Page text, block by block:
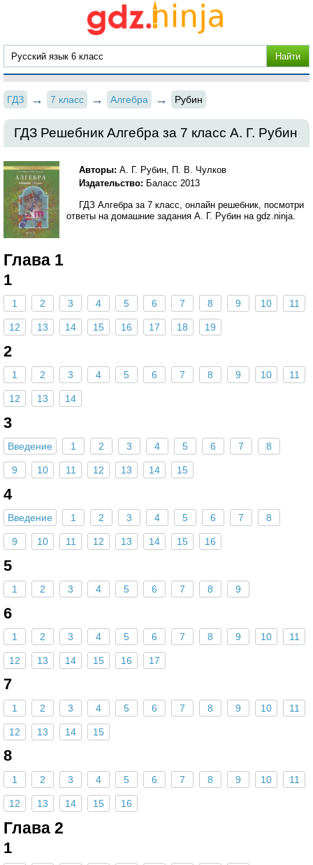
ГДЗ 7 класс Алгебра Рубин
ГДЗ Решебник Алгебра за 7 класс А. Г. Рубин
Авторы: А. Г. Рубин, П. В. Чулков
Издательство: Баласс 2013
ГДЗ Алгебра за 7 класс, онлайн решебник, посмотри
ответы на домашние задания А. Г. Рубин на gdz.ninja.
Глава 1
1
1 2 3 4 5 6 7 8 9 10 11
12 13 14 15 16 17 18 19
2
1 2 3 4 5 6 7 8 9 10 11
12 13 14
3
Введение 1 2 3 4 5 6 7 8
9 10 11 12 13 14 15
4
Введение 1 2 3 4 5 6 7 8
9 10 11 12 13 14 15 16
5
1 2 3 4 5 6 7 8 9
6
1 2 3 4 5 6 7 8 9 10 11
12 13 14 15 16 17
7
1 2 3 4 5 6 7 8 9 10 11
12 13 14 15
8
1 2 3 4 5 6 7 8 9 10 11
12 13 14 15 16
Глава 2
1